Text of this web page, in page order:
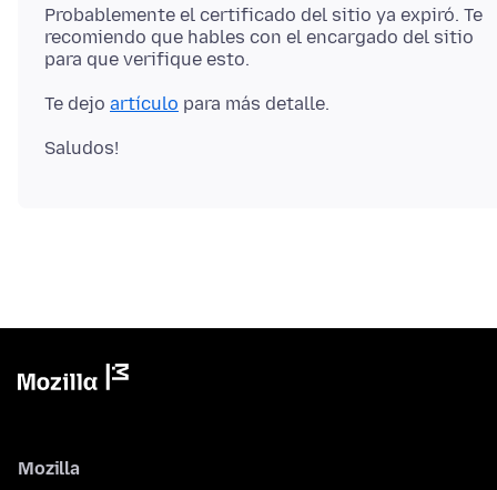
Probablemente el certificado del sitio ya expiró. Te
recomiendo que hables con el encargado del sitio
Te dejo artículo
Mozilla